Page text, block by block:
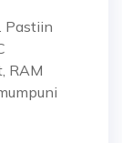
Pastiin
RAM